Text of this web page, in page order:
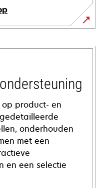
product- en
onderhouden
met een
en een selectie